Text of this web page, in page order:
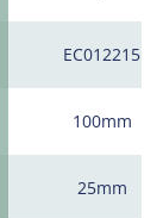
EC012215
100mm
25mm